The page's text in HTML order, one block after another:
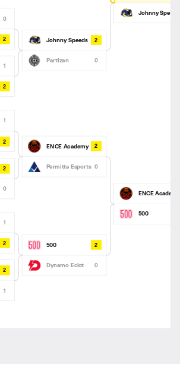
0
2
1
2
1
2
2
0
1
2
2
1
Johnny Speeds 2
Partizan 0
ENCE Academy 2
Permitta Esports 0
500 2
Dynamo Eclot 0
Johnny Speeds
ENCE Academy
500